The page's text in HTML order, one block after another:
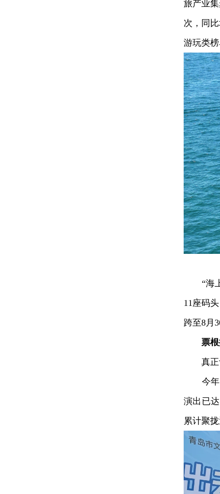
旅产业
次，同
游玩类
“海上
11座码
跨至8月
票
真正让
今年以
演出已
累计聚